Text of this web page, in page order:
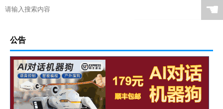
☚
公告